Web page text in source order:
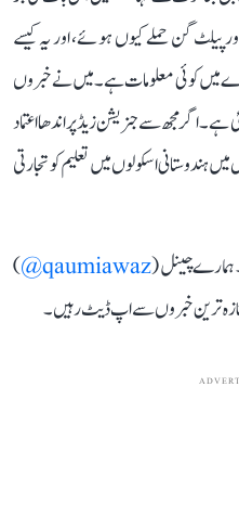
گن حملے کیوں ہوئے، اور یہ کیسے
میں کوئی معلومات ہے۔ میں نے خبروں
ہے۔ اگر مجھ سے جنریشن زیڈ پر اندھا اعتماد
ہندوستانی اسکولوں میں تعلیم کو تجارتی
ہمارے چینل (qaumiawaz@
)
ترین خبروں سے اپ ڈیٹ رہیں۔